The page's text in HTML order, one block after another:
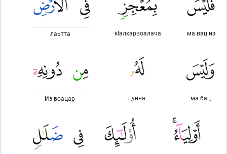
ма вац из
кlалхарвоалача
лаьтта
ма бац
цунна
Из воацар